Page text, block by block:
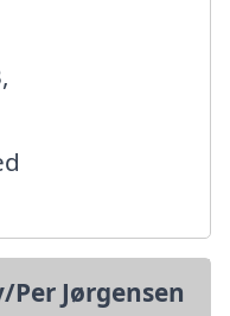
Jørgensen